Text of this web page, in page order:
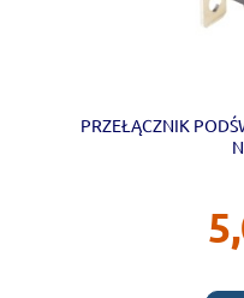
PRZEŁĄCZNIK